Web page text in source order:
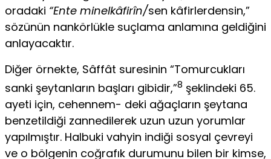
oradaki “Ente minelkâfirîn/sen kâfirlerdensin,”
sözünün nankörlükle suçlama anlamına geldiğini
anlayacaktır.
Diğer örnekte, Sâffât suresinin “Tomurcukları
sanki şeytan­ların başları gibidir,”8 şeklindeki 65.
ayeti için, cehennem- deki ağaçların şeytana
benzetildiği zannedilerek uzun uzun yorumlar
yapılmıştır. Halbuki vahyin indiği sosyal çevreyi
ve o bölgenin coğrafık durumunu bilen bir kimse,